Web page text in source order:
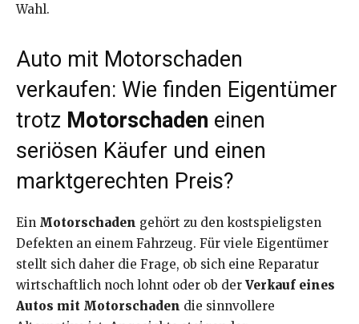
Wahl.
Auto mit Motorschaden
verkaufen: Wie finden Eigentümer
trotz Motorschaden einen
seriösen Käufer und einen
marktgerechten Preis?
Ein Motorschaden gehört zu den kostspieligsten
Defekten an einem Fahrzeug. Für viele Eigentümer
stellt sich daher die Frage, ob sich eine Reparatur
wirtschaftlich noch lohnt oder ob der Verkauf eines
Autos mit Motorschaden die sinnvollere